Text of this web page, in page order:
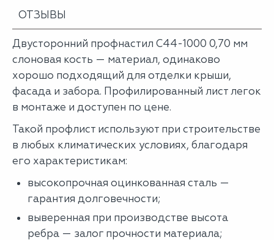
ОТЗЫВЫ
Двусторонний профнастил С44-1000 0,70 мм
слоновая кость — материал, одинаково
хорошо подходящий для отделки крыши,
фасада и забора. Профилированный лист легок
в монтаже и доступен по цене.
Такой профлист используют при строительстве
в любых климатических условиях, благодаря
его характеристикам:
высокопрочная оцинкованная сталь —
гарантия долговечности;
выверенная при производстве высота
ребра — залог прочности материала;